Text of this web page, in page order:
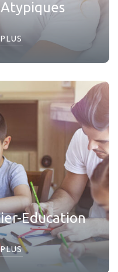
Education